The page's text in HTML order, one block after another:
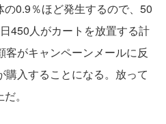
0.9％ほど発生するので、50
450人がカートを放置する計
がキャンペーンメールに反
購入することになる。放って
。